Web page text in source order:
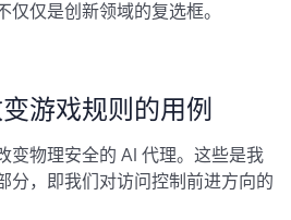
仅是创新领域的复选框。
游戏规则的用例
变物理安全的 AI 代理。这些是我
分，即我们对访问控制前进方向的